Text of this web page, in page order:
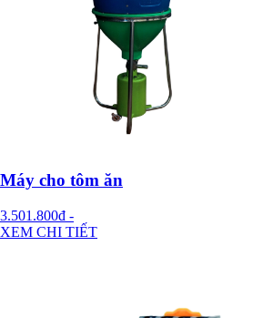
Máy cho tôm ăn
3.501.800đ -
XEM CHI TIẾT